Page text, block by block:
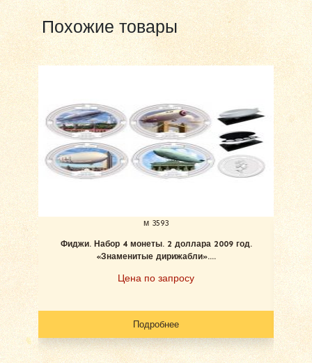
Похожие товары
м 3593
Фиджи. Набор 4 монеты. 2 доллара 2009 год.
«Знаменитые дирижабли»....
Цена по запросу
Подробнее